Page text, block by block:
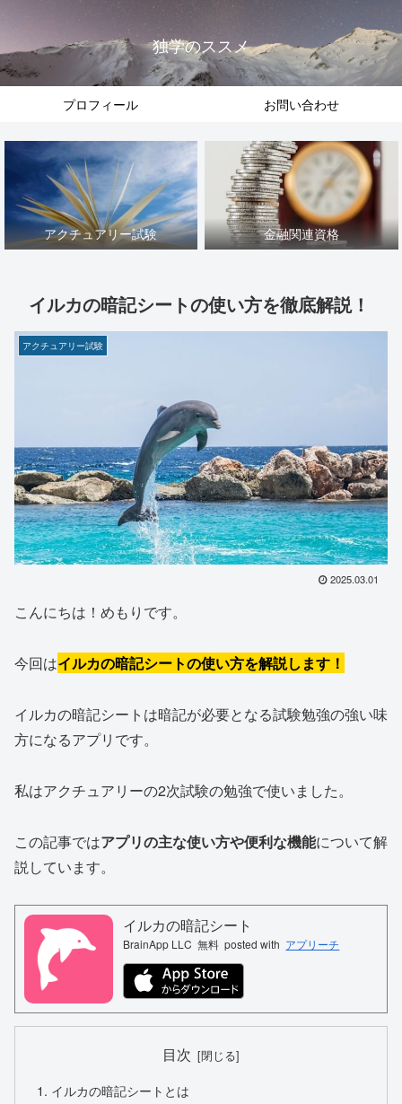
独学のススメ
プロフィール お問い合わせ
アクチュアリー試験 金融関連資格
イルカの暗記シートの使い方を徹底解説！
アクチュアリー試験
2025.03.01
こんにちは！めもりです。
今回はイルカの暗記シートの使い方を解説します！
イルカの暗記シートは暗記が必要となる試験勉強の強い味
方になるアプリです。
私はアクチュアリーの2次試験の勉強で使いました。
この記事ではアプリの主な使い方や便利な機能について解
説しています。
イルカの暗記シート
BrainApp LLC 無料 posted with アプリーチ
目次
イルカの暗記シートとは